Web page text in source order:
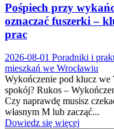
Pośpiech przy
oznaczać fuszerki –
prac
2026-08-01 Poradniki i
mieszkań we Wrocławiu
Wykończenie pod klucz we
spokój? Rukos –
Czy naprawdę musisz
własnym M lub zacząć...
Dowiedz się więcej